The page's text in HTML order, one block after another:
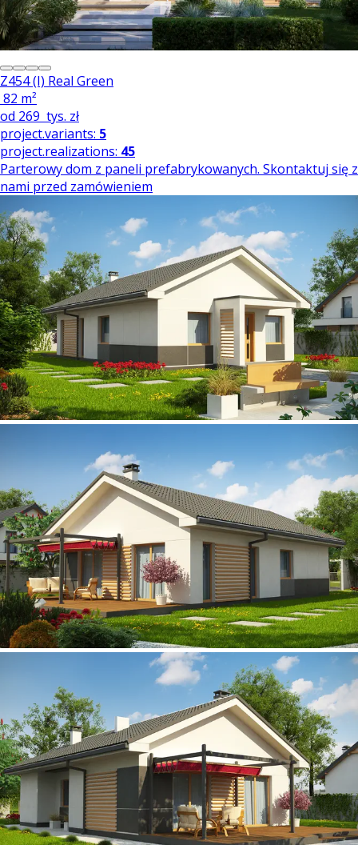
Z454 (I) Real Green
82 m²
od 269 tys. zł
project.variants: 5
project.realizations: 45
Parterowy dom z paneli prefabrykowanych. Skontaktuj się z
nami przed zamówieniem